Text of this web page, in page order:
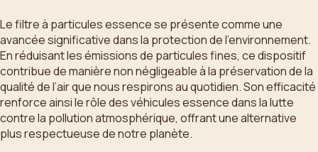
Le filtre à particules essence se présente comme une
avancée significative dans la protection de l’environnement.
En réduisant les émissions de particules fines, ce dispositif
contribue de manière non négligeable à la préservation de la
qualité de l’air que nous respirons au quotidien. Son efficacité
renforce ainsi le rôle des véhicules essence dans la lutte
contre la pollution atmosphérique, offrant une alternative
plus respectueuse de notre planète.